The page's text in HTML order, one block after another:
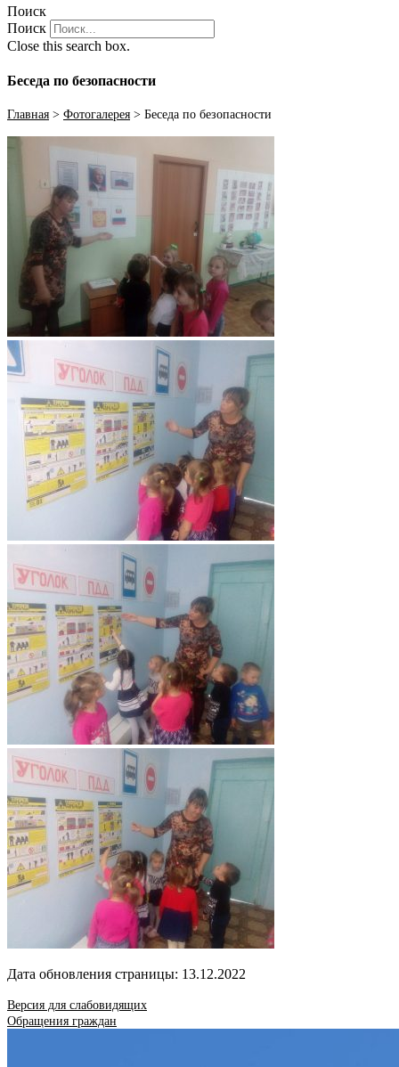
Поиск
Поиск
Close this search box.
Беседа по безопасности
Главная > Фотогалерея > Беседа по безопасности
Дата обновления страницы: 13.12.2022
Версия для слабовидящих
Обращения граждан